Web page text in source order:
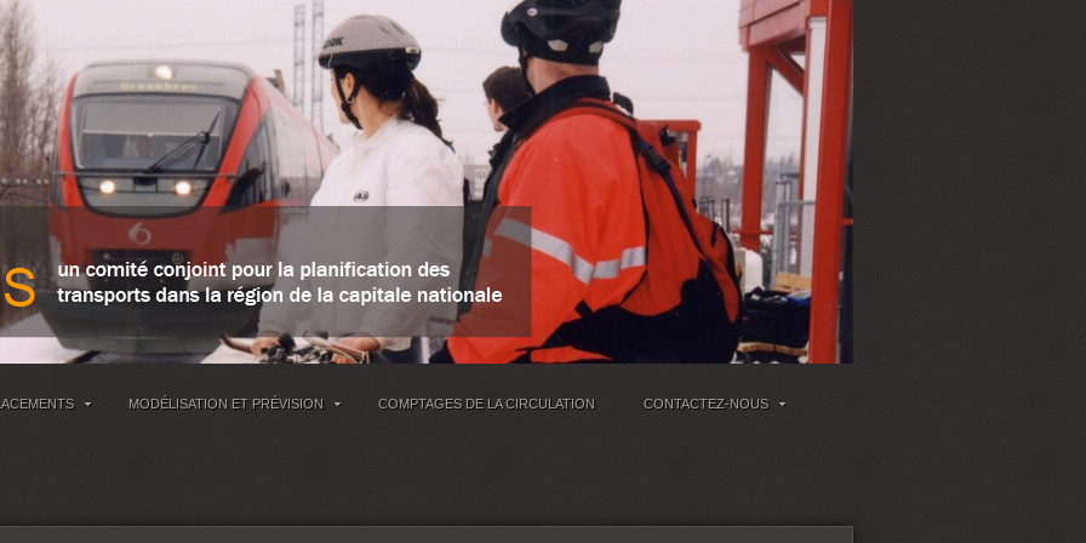
MODÉLISATION ET PRÉVISION COMPTAGES DE LA CIRCULATION CONTACTEZ-NOUS